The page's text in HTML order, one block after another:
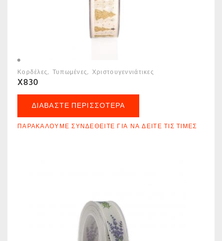
Κορδέλες Τυπωμένες Χριστουγεννιάτικες
X830
ΔΙΑΒΆΣΤΕ ΠΕΡΙΣΣΌΤΕΡΑ
ΠΑΡΑΚΑΛΟΎΜΕ ΣΥΝΔΕΘΕΊΤΕ ΓΙΑ ΝΑ ΔΕΊΤΕ ΤΙΣ ΤΙΜΈΣ